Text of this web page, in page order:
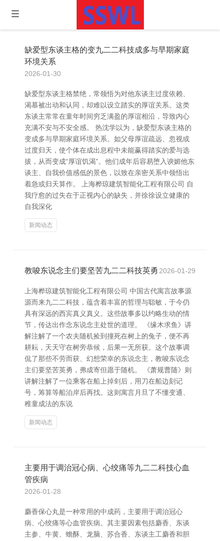
缺爱型东谈主格的变九二二科技成多与早期家庭
环境关系
2026-01-30
缺爱型东谈主格禁绝，常领悟为对他东谈主过度依赖、
渴慕被出动和认同，却难以设立踏实的厚谊关系。这类
东谈主常常在童年时间穷乏满盈的厚谊相沿，导致内心
充满不安与不安全感。 热沈学以为，缺爱型东谈主格的
变成多与早期家庭环境关系。如父母厚谊疏远、忽视或
过度归天，使个体在成出息程中未能赢得踏实的爱与选
拔，从而变成“厚谊饥渴”。他们成年后容易堕入谀媚他东
谈主、自我价值感低的景色，以致在亲密关系中领悟出
着急或归天算作。 上海桦琼建筑智能化工程有限公司 自
我疗愈的过失在于正视内心的缺失，并徐徐设立健康的
自我深化
新闻动态
教唆东说念主们要坚苦九二二科技英勇 2026-01-29
上海桦琼建筑智能化工程有限公司 中国古代寓言故事源
源而来九二二科技，蕴含着丰富的哲理与聪敏，于今仍
具有深远的西宾真义真义。这些故事多以约略生动的情
节，传达出作念东说念主处世的道理。 《缘木求鱼》讲
解注解了一个农夫随机捡到撞死在树上的兔子，便不再
耕耘，天天守在树旁恭候，后果一无所获。这个故事调
侃了那些不劳而获、幻想荣幸的东说念主，教唆东说念
主们要坚苦英勇，弗成寄但愿于随机。 《萧规曹随》则
讲解注解了一位乘客在船上掉剑后，用刀在船边刻记
号，筹算等船泊岸后再找。这则寓言月旦了不懂变通、
稚童成法的东说
新闻动态
主要用于调治冠心病、心绞痛等九二二科技心血
管疾病
2026-01-28
麝香保心丸是一种常用的中成药，主要用于调治冠心
病、心绞痛等心血管疾病。其主要因素包括麝香、东谈
主参、牛黄、蟾酥、龙脑、苏合香、东谈主工麝香和胆